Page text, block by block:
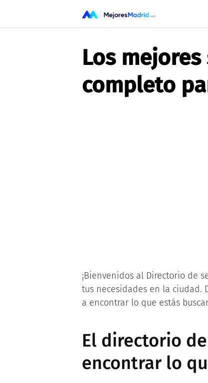
contenido
Los
completo
¡Bienvenidos al Directorio de
tus necesidades en la ciudad.
a encontrar lo que estás
El directorio
encontrar lo